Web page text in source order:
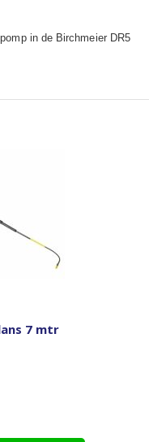
in de Birchmeier DR5
7 mtr